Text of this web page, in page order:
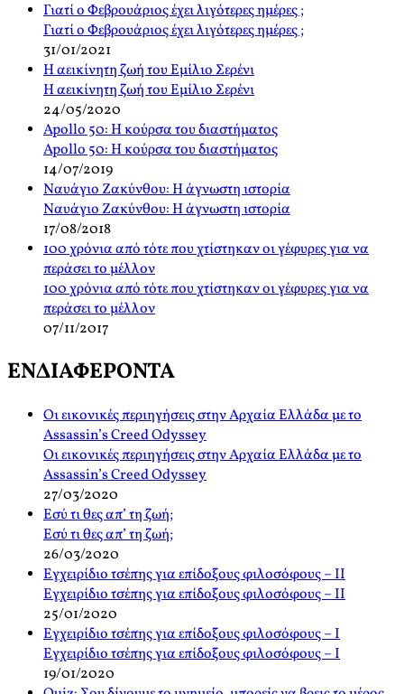
Γιατί ο Φεβρουάριος έχει λιγότερες ημέρες ;
Γιατί ο Φεβρουάριος έχει λιγότερες ημέρες ;
31/01/2021
Η αεικίνητη ζωή του Εμίλιο Σερένι
Η αεικίνητη ζωή του Εμίλιο Σερένι
24/05/2020
Apollo 50: Η κούρσα του διαστήματος
Apollo 50: Η κούρσα του διαστήματος
14/07/2019
Ναυάγιο Ζακύνθου: Η άγνωστη ιστορία
Ναυάγιο Ζακύνθου: Η άγνωστη ιστορία
17/08/2018
100 χρόνια από τότε που χτίστηκαν οι γέφυρες για να
περάσει το μέλλον
100 χρόνια από τότε που χτίστηκαν οι γέφυρες για να
περάσει το μέλλον
07/11/2017
ΕΝΔΙΑΦΕΡΟΝΤΑ
Οι εικονικές περιηγήσεις στην Αρχαία Ελλάδα με το
Assassin’s Creed Odyssey
Οι εικονικές περιηγήσεις στην Αρχαία Ελλάδα με το
Assassin’s Creed Odyssey
27/03/2020
Εσύ τι θες απ’ τη ζωή;
Εσύ τι θες απ’ τη ζωή;
26/03/2020
Εγχειρίδιο τσέπης για επίδοξους φιλοσόφους – ΙΙ
Εγχειρίδιο τσέπης για επίδοξους φιλοσόφους – ΙΙ
25/01/2020
Εγχειρίδιο τσέπης για επίδοξους φιλοσόφους – Ι
Εγχειρίδιο τσέπης για επίδοξους φιλοσόφους – Ι
19/01/2020